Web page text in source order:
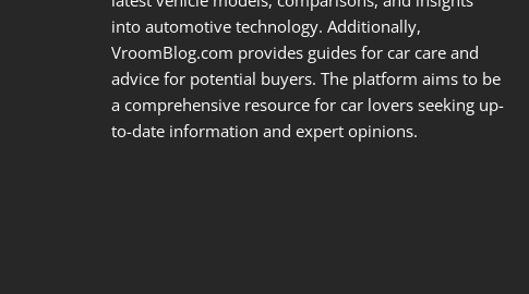
into automotive technology. Additionally,
VroomBlog.com provides guides for car care and
advice for potential buyers. The platform aims to be
a comprehensive resource for car lovers seeking up-
to-date information and expert opinions.